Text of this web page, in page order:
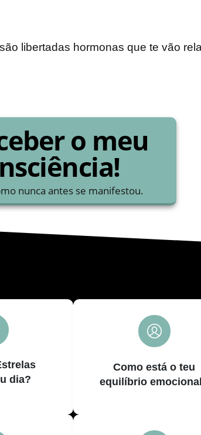
libertadas hormonas que te vão
o meu
nunca antes se manifestou.
dia?
Como está o teu
equilíbrio